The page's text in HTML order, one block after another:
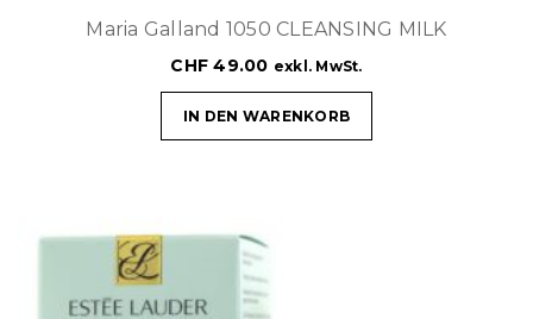
Maria Galland 1050 CLEANSING MILK
CHF 49.00 exkl. MwSt.
IN DEN WARENKORB